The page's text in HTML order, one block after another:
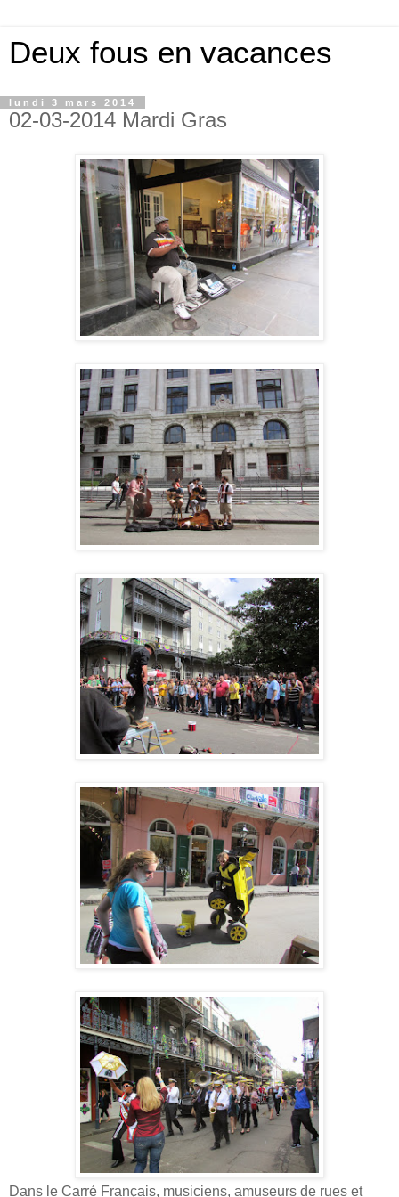
Deux fous en vacances
lundi 3 mars 2014
02-03-2014 Mardi Gras
Dans le Carré Français, musiciens, amuseurs de rues et